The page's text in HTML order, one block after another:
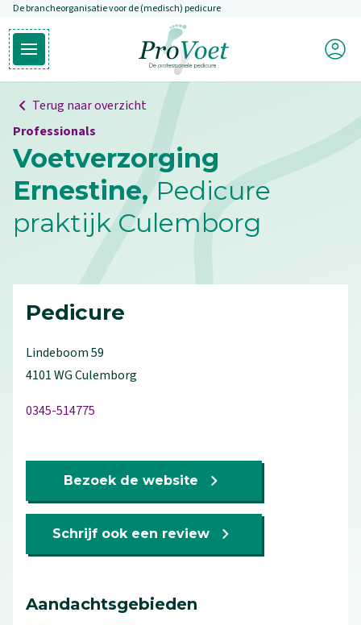
Overslaan en naar de inhoud gaan
De brancheorganisatie voor de (medisch) pedicure
Open hoofdmenu
Ga naar de homepagina
Mijn
Terug naar overzicht
Professionals
Voetverzorging
Ernestine, Pedicure
praktijk Culemborg
Pedicure
Lindeboom59
4101 WGCulemborg
0345-514775
Bezoek de website
Schrijf ook een review
Aandachtsgebieden